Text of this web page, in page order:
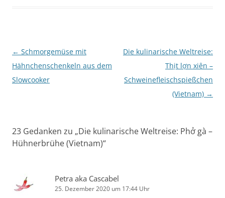
Beitragsnavigation
← Schmorgemüse mit
Hähnchenschenkeln aus dem
Slowcooker
Die kulinarische Weltreise:
Thịt lợn xiên –
Schweinefleischspießchen
(Vietnam) →
23 Gedanken zu „Die kulinarische Weltreise: Phở gà –
Hühnerbrühe (Vietnam)“
Petra aka Cascabel
25. Dezember 2020 um 17:44 Uhr